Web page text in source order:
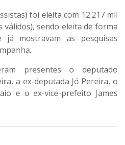
foi eleita com 12.217 mil
válidos), sendo eleita de forma
já mostravam as pesquisas
presentes o deputado
a ex-deputada Jó Pereira, o
e o ex-vice-prefeito James